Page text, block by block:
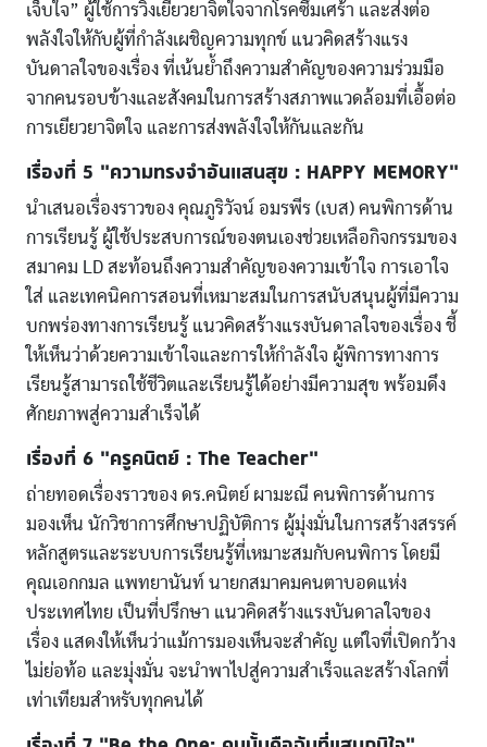
เจ็บใจ” ผู้ใช้การวิ่งเยียวยาจิตใจจากโรคซึมเศร้า และส่งต่อ
พลังใจให้กับผู้ที่กำลังเผชิญความทุกข์ แนวคิดสร้างแรง
บันดาลใจของเรื่อง ที่เน้นย้ำถึงความสำคัญของความร่วมมือ
จากคนรอบข้างและสังคมในการสร้างสภาพแวดล้อมที่เอื้อต่อ
การเยียวยาจิตใจ และการส่งพลังใจให้กันและกัน
เรื่องที่ 5 “ความทรงจำอันแสนสุข : HAPPY MEMORY”
นำเสนอเรื่องราวของ คุณภูริวัจน์ อมรพีร (เบส) คนพิการด้าน
การเรียนรู้ ผู้ใช้ประสบการณ์ของตนเองช่วยเหลือกิจกรรมของ
สมาคม LD สะท้อนถึงความสำคัญของความเข้าใจ การเอาใจ
ใส่ และเทคนิคการสอนที่เหมาะสมในการสนับสนุนผู้ที่มีความ
บกพร่องทางการเรียนรู้ แนวคิดสร้างแรงบันดาลใจของเรื่อง ชี้
ให้เห็นว่าด้วยความเข้าใจและการให้กำลังใจ ผู้พิการทางการ
เรียนรู้สามารถใช้ชีวิตและเรียนรู้ได้อย่างมีความสุข พร้อมดึง
ศักยภาพสู่ความสำเร็จได้
เรื่องที่ 6 “ครูคนิตย์ : The Teacher”
ถ่ายทอดเรื่องราวของ ดร.คนิตย์ ผามะณี คนพิการด้านการ
มองเห็น นักวิชาการศึกษาปฏิบัติการ ผู้มุ่งมั่นในการสร้างสรรค์
หลักสูตรและระบบการเรียนรู้ที่เหมาะสมกับคนพิการ โดยมี
คุณเอกกมล แพทยานันท์ นายกสมาคมคนตาบอดแห่ง
ประเทศไทย เป็นที่ปรึกษา แนวคิดสร้างแรงบันดาลใจของ
เรื่อง แสดงให้เห็นว่าแม้การมองเห็นจะสำคัญ แต่ใจที่เปิดกว้าง
ไม่ย่อท้อ และมุ่งมั่น จะนำพาไปสู่ความสำเร็จและสร้างโลกที่
เท่าเทียมสำหรับทุกคนได้